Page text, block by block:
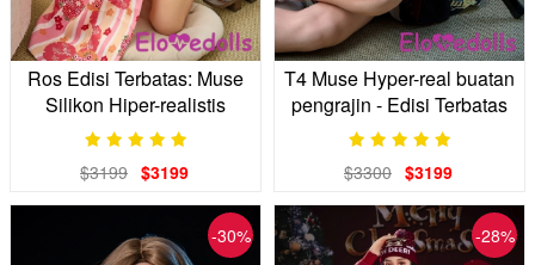
Ros Edisi Terbatas: Muse
Silikon Hiper-realistis
$3199 $3199
T4 Muse Hyper-real buatan
pengrajin - Edisi Terbatas
$3300 $3199
-30% -28%